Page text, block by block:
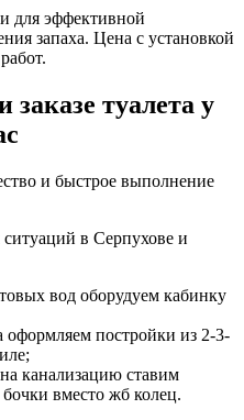
для эффективной
запаха. Цена с установкой
туалета у
и быстрое выполнение
в Серпухове и
вод оборудуем кабинку
оформляем постройки из 2-3-
канализацию ставим
вместо жб колец.